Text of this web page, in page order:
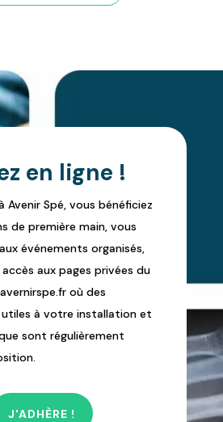
en ligne !
Avenir Spé, vous bénéficiez
de première main, vous
événements organisés,
aux pages privées du
où des
à votre installation et
sont régulièrement
J'ADHÈRE !